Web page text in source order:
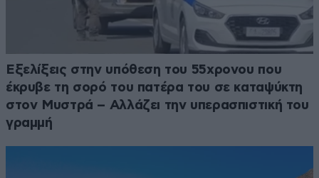
Εξελίξεις στην υπόθεση του 55χρονου που
έκρυβε τη σορό του πατέρα του σε καταψύκτη
στον Μυστρά – Αλλάζει την υπερασπιστική του
γραμμή